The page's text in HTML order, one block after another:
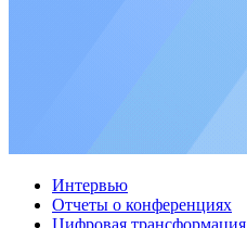
Интервью
Отчеты о конференциях
Цифровая трансформация